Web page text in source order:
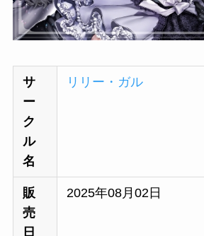
サ
ー
ク
ル
名
リリー・ガル
販
売
日
2025年08月02日